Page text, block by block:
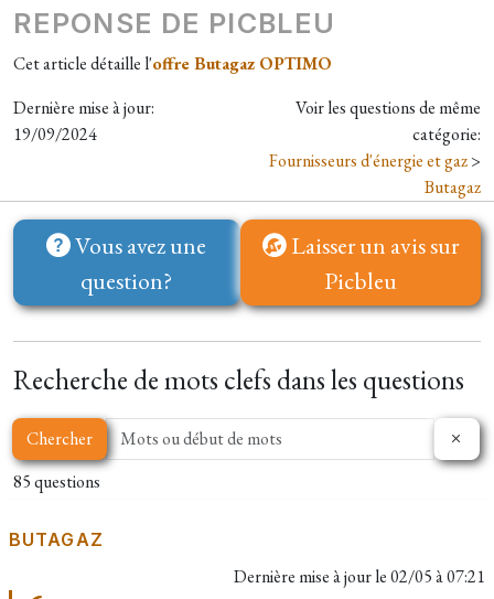
REPONSE DE PICBLEU
Cet article détaille l'offre Butagaz OPTIMO
Dernière mise à jour:
19/09/2024
Voir les questions de même
catégorie:
Fournisseurs d'énergie et gaz>
Butagaz
Vous avez une
question?
Laisser un avis sur
Picbleu
Recherche de mots clefs dans les questions
Chercher
85 questions
BUTAGAZ
Dernière mise à jour le02/05 à 07:21